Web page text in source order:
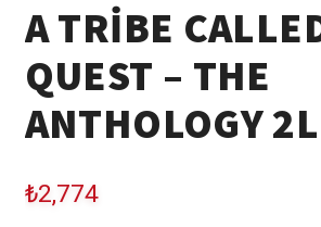
A TRIBE
QUEST – THE
ANTHOLOGY
₺2,774